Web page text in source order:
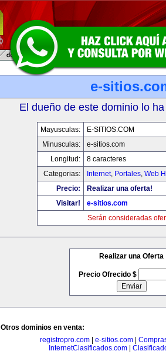
e-
El dueño de este dominio lo
Mayusculas:
E-SITIOS.COM
Minusculas:
e-sitios.com
Longitud:
8 caracteres
Categorias:
Internet, Portales, Web
Precio:
Realizar una oferta!
Visitar!
e-sitios.com
Serán consideradas
Realizar una Oferta
Precio Ofrecido $
Otros dominios en venta:
registropro.com
e-sitios.com
InternetClasificados.com|